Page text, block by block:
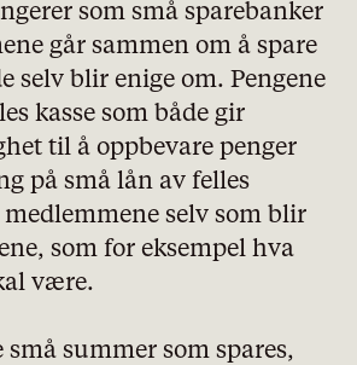
som små sparebanker
går sammen om å spare
selv blir enige om. Pengene
kasse som både gir
til å oppbevare penger
på små lån av felles
selv som blir
som for eksempel hva
være.
små summer som spares,